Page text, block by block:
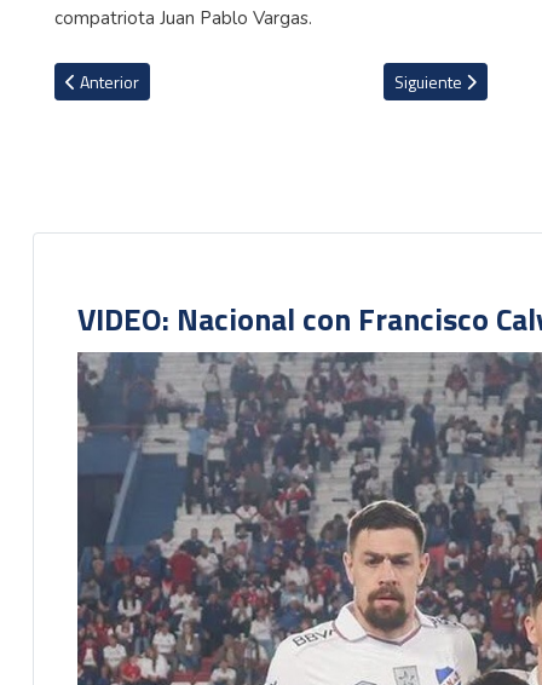
compatriota Juan Pablo Vargas.
Artículo anterior: Spartak de Moscú habría rechazado oferta de
Anterior Artículo siguiente:
Siguiente
VIDEO: Nacional con Francisco